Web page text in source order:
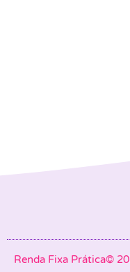
Renda Fixa Prática©